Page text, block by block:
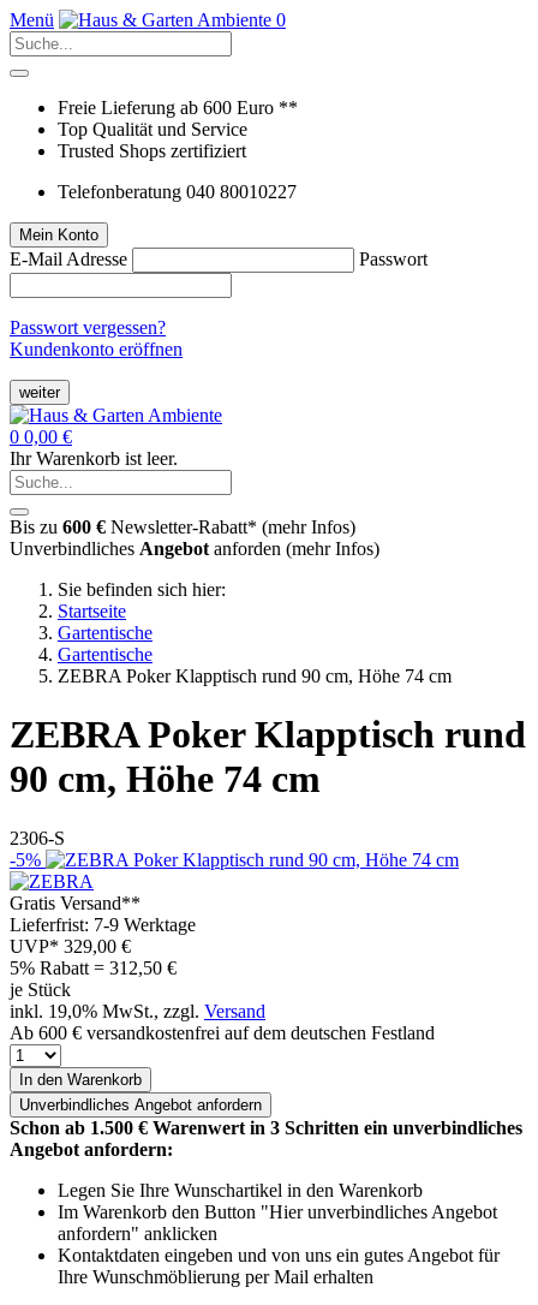
Menü 0
Freie Lieferung ab 600 Euro **
Top Qualität und Service
Trusted Shops zertifiziert
Telefonberatung 040 80010227
Mein Konto
E-Mail Adresse Passwort
Passwort vergessen?
Kundenkonto eröffnen
weiter
0 0,00 €
Ihr Warenkorb ist leer.
Bis zu 600 € Newsletter-Rabatt* (mehr Infos)
Unverbindliches Angebot anforden (mehr Infos)
Sie befinden sich hier:
Startseite
Gartentische
Gartentische
ZEBRA Poker Klapptisch rund 90 cm, Höhe 74 cm
ZEBRA Poker Klapptisch rund
90 cm, Höhe 74 cm
2306-S
-5%
Gratis Versand**
Lieferfrist: 7-9 Werktage
UVP* 329,00 €
5% Rabatt = 312,50 €
je Stück
inkl. 19,0% MwSt., zzgl. Versand
Ab 600 € versandkostenfrei auf dem deutschen Festland
In den Warenkorb
Unverbindliches Angebot anfordern
Schon ab 1.500 € Warenwert in 3 Schritten ein unverbindliches
Angebot anfordern:
Legen Sie Ihre Wunschartikel in den Warenkorb
Im Warenkorb den Button "Hier unverbindliches Angebot
anfordern" anklicken
Kontaktdaten eingeben und von uns ein gutes Angebot für
Ihre Wunschmöblierung per Mail erhalten